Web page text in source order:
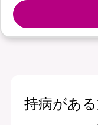
持病があ